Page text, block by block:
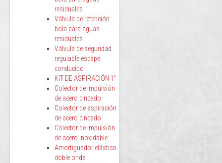
residuales
Válvula de retención
bola para aguas
residuales
Válvula de seguridad
regulable escape
conducido
KIT DE ASPIRACIÓN 1”
Colector de impulsión
de acero cincado
Colector de aspiración
de acero cincado
Colector de impulsión
de acero inoxidable
Amortiguador elástico
doble onda